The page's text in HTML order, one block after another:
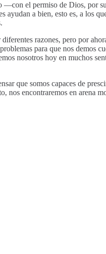
—con el permiso de Dios, por
ayudan a bien, esto es, a los
razones, pero por
para que nos demos
nosotros hoy en muchos
que somos capaces de
nos encontraremos en arena